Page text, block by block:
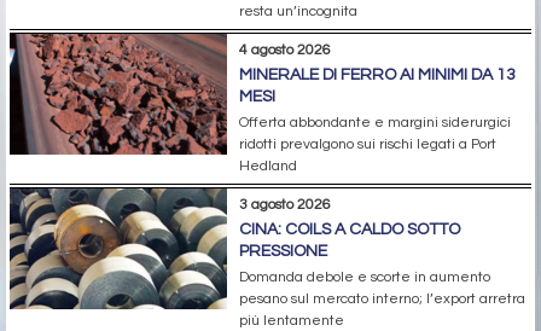
resta un’incognita
4 agosto 2026
MINERALE DI FERRO AI MINIMI DA 13
MESI
Offerta abbondante e margini siderurgici
ridotti prevalgono sui rischi legati a Port
Hedland
3 agosto 2026
CINA: COILS A CALDO SOTTO
PRESSIONE
Domanda debole e scorte in aumento
pesano sul mercato interno; l’export arretra
più lentamente